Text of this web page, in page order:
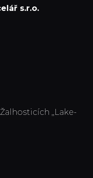
s.r.o.
,,Lake-